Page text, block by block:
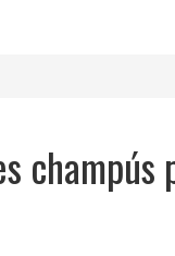
champús